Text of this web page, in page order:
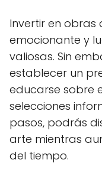
Invertir en
emocionante y
valiosas. Sin
establecer un
educarse sobre
selecciones
pasos, podrás
arte mientras
del tiempo.